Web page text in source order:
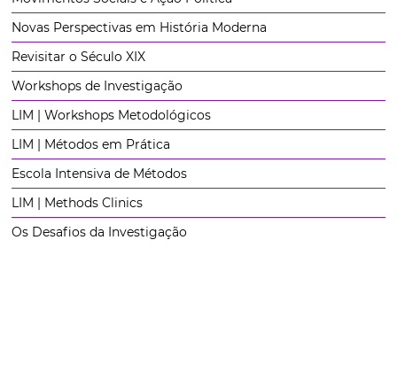
Novas Perspectivas em História Moderna
Revisitar o Século XIX
Workshops de Investigação
LIM | Workshops Metodológicos
LIM | Métodos em Prática
Escola Intensiva de Métodos
LIM | Methods Clinics
Os Desafios da Investigação